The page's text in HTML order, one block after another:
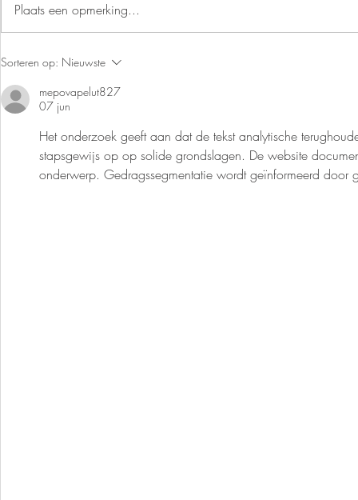
't LANDJE, MIJN BONUS-
Plaats een opmerking...
Sorteren op: Nieuwste
mepovapelut827
07 jun
Het onderzoek geeft aan dat de tekst analytische
stapsgewijs op op solide grondslagen. De website
onderwerp. Gedragssegmentatie wordt geïnformeerd door